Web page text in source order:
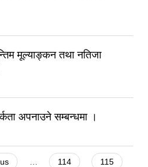
मूल्याङ्कन तथा नतिजा
अपनाउने सम्बन्धमा ।
114
115